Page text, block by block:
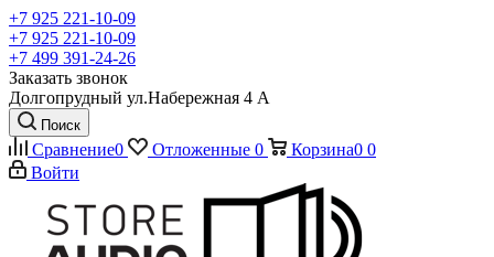
+7 925 221-10-09
+7 925 221-10-09
+7 499 391-24-26
Заказать звонок
Долгопрудный ул.Набережная 4 А
Поиск
Сравнение0 Отложенные 0 Корзина0 0
Войти